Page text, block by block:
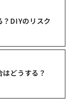
DIYのリスク
どうする？